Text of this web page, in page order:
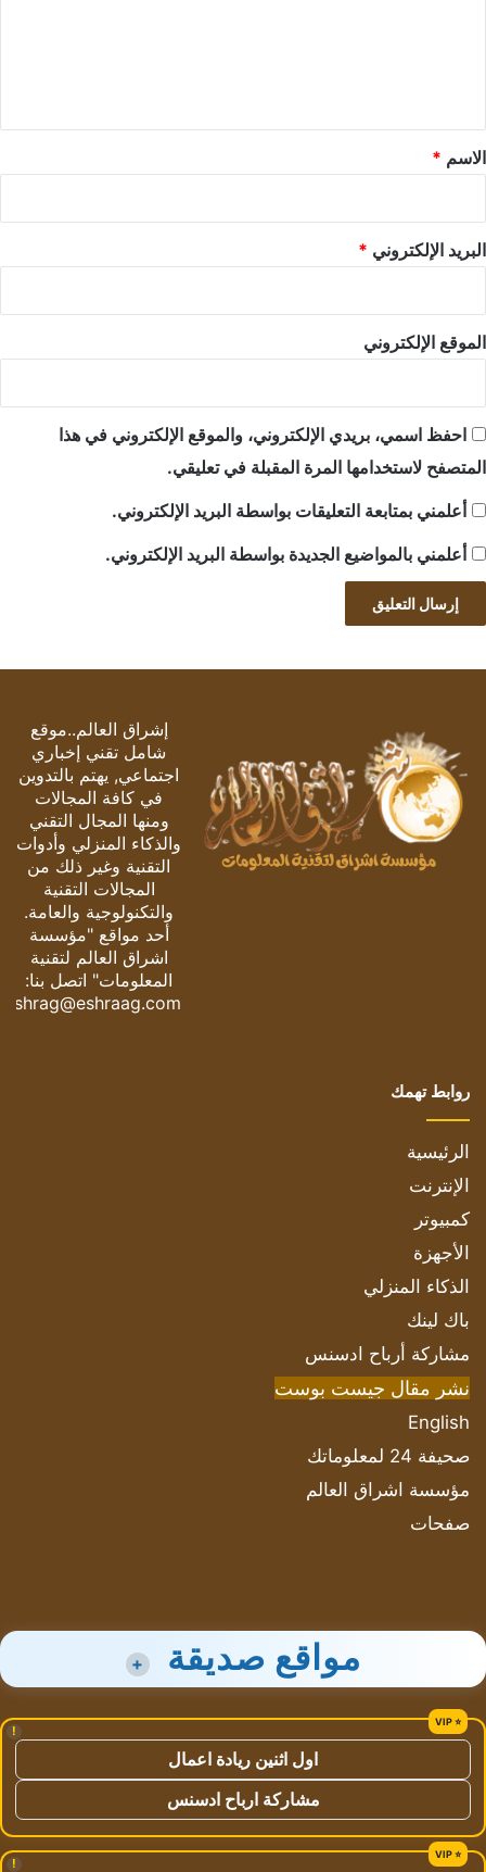
*
الاسم *
البريد الإلكتروني *
الموقع الإلكتروني
احفظ اسمي، بريدي الإلكتروني، والموقع الإلكتروني في هذا
المتصفح لاستخدامها المرة المقبلة في تعليقي.
أعلمني بمتابعة التعليقات بواسطة البريد الإلكتروني.
أعلمني بالمواضيع الجديدة بواسطة البريد الإلكتروني.
إشراق العالم..موقع
شامل تقني إخباري
اجتماعي, يهتم بالتدوين
في كافة المجالات
ومنها المجال التقني
والذكاء المنزلي وأدوات
التقنية وغير ذلك من
المجالات التقنية
والتكنولوجية والعامة.
أحد مواقع "مؤسسة
اشراق العالم لتقنية
المعلومات" اتصل بنا:
eshrag@eshraag.com
روابط تهمك
الرئيسية
الإنترنت
كمبيوتر
الأجهزة
الذكاء المنزلي
باك لينك
مشاركة أرباح ادسنس
نشر مقال جيست بوست
English
صحيفة 24 لمعلوماتك
مؤسسة اشراق العالم
صفحات
مواقع صديقة +
!
اول اثنين ريادة اعمال
مشاركة ارباح ادسنس
!